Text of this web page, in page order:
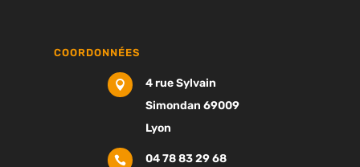
COORDONNÉES

4 rue Sylvain
Simondan 69009
Lyon
 04 78 83 29 68